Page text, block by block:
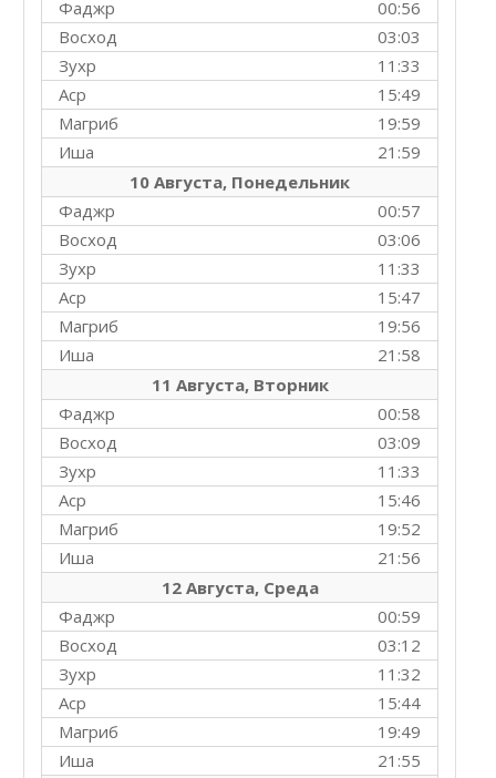
00:56
Фаджр
03:03
Восход
11:33
Зухр
15:49
Аср
19:59
Магриб
21:59
Иша
10 Августа, Понедельник
00:57
Фаджр
03:06
Восход
11:33
Зухр
15:47
Аср
19:56
Магриб
21:58
Иша
11 Августа, Вторник
00:58
Фаджр
03:09
Восход
11:33
Зухр
15:46
Аср
19:52
Магриб
21:56
Иша
12 Августа, Среда
00:59
Фаджр
03:12
Восход
11:32
Зухр
15:44
Аср
19:49
Магриб
21:55
Иша